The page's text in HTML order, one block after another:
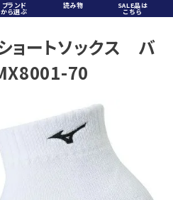
ブランド
から選ぶ
読み物 SALE品は
こちら
ョートソックス バ
70